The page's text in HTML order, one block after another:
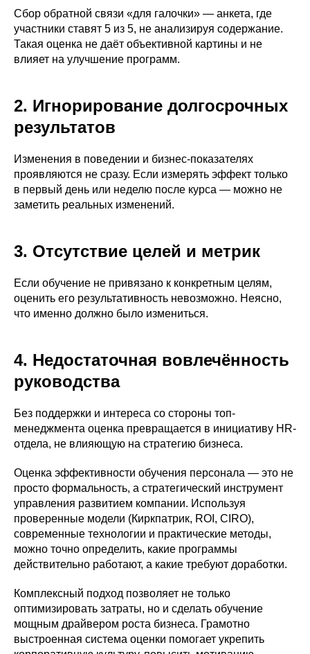
Сбор обратной связи «для галочки» — анкета, где
участники ставят 5 из 5, не анализируя содержание.
Такая оценка не даёт объективной картины и не
влияет на улучшение программ.
2. Игнорирование долгосрочных
результатов
Изменения в поведении и бизнес-показателях
проявляются не сразу. Если измерять эффект только
в первый день или неделю после курса — можно не
заметить реальных изменений.
3. Отсутствие целей и метрик
Если обучение не привязано к конкретным целям,
оценить его результативность невозможно. Неясно,
что именно должно было измениться.
4. Недостаточная вовлечённость
руководства
Без поддержки и интереса со стороны топ-
менеджмента оценка превращается в инициативу HR-
отдела, не влияющую на стратегию бизнеса.
Оценка эффективности обучения персонала — это не
просто формальность, а стратегический инструмент
управления развитием компании. Используя
проверенные модели (Киркпатрик, ROI, CIRO),
современные технологии и практические методы,
можно точно определить, какие программы
действительно работают, а какие требуют доработки.
Комплексный подход позволяет не только
оптимизировать затраты, но и сделать обучение
мощным драйвером роста бизнеса. Грамотно
выстроенная система оценки помогает укрепить